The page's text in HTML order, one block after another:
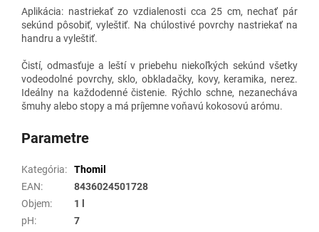
Aplikácia: nastriekať zo vzdialenosti cca 25 cm, nechať pár
sekúnd pôsobiť, vyleštiť. Na chúlostivé povrchy nastriekať na
handru a vyleštiť.
Čistí, odmasťuje a leští v priebehu niekoľkých sekúnd všetky
vodeodolné povrchy, sklo, obkladačky, kovy, keramika, nerez.
Ideálny na každodenné čistenie. Rýchlo schne, nezanecháva
šmuhy alebo stopy a má príjemne voňavú kokosovú arómu.
Parametre
Kategória:
Thomil
EAN:
8436024501728
Objem:
1 l
pH: 7